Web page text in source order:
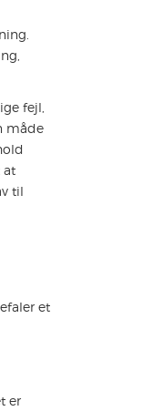
fejl,
måde
at
til
et
er